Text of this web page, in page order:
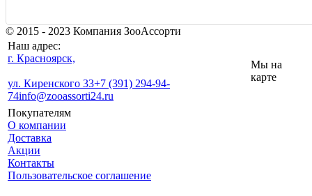
© 2015 - 2023 Компания ЗооАссорти
Наш адрес:
г. Красноярск,
ул. Киренского 33+7 (391) 294-94-
74info@zooassorti24.ru
Мы на
карте
Покупателям
О компании
Доставка
Акции
Контакты
Пользовательское соглашение